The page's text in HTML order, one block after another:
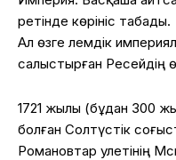
ретінде көрініс табады.
Ал өзге әлемдік
салыстырған Ресейдің
1721 жылы (бұдан 300
болған Солтүстік
Романовтар әулетінің